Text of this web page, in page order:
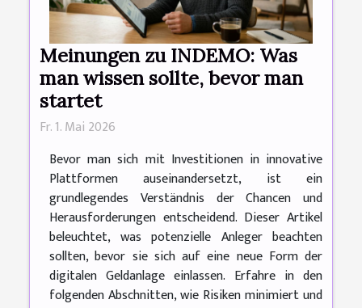
Meinungen zu INDEMO: Was
man wissen sollte, bevor man
startet
Fr. 1. Mai 2026
Bevor man sich mit Investitionen in innovative
Plattformen auseinandersetzt, ist ein
grundlegendes Verständnis der Chancen und
Herausforderungen entscheidend. Dieser Artikel
beleuchtet, was potenzielle Anleger beachten
sollten, bevor sie sich auf eine neue Form der
digitalen Geldanlage einlassen. Erfahre in den
folgenden Abschnitten, wie Risiken minimiert und